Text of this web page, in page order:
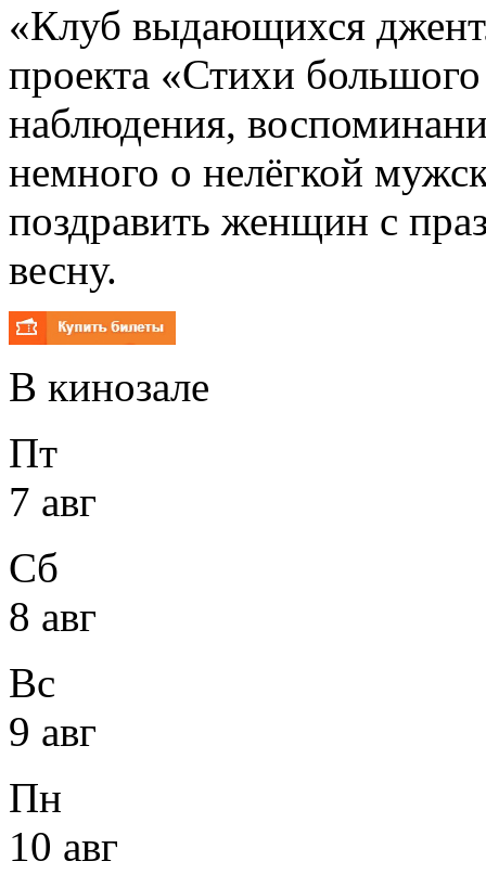
«Клуб выдающихся
проекта «Стихи
наблюдения,
немного о нелёгкой
поздравить женщин с
весну.
В кинозале
Пт
7 авг
Сб
8 авг
Вс
9 авг
Пн
10 авг